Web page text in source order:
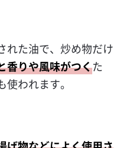
れた油で、炒め物だけ
香りや風味がつくた
われます。